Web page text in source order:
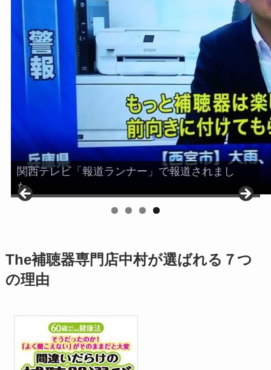
関西テレビ「報道ランナー」で報道されまし
た。
The補聴器専門店中村が選ばれる７つ
の理由